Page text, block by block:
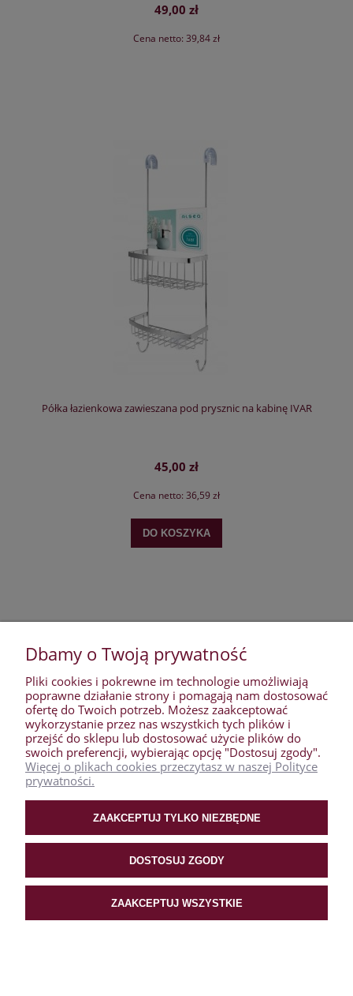
49,00 zł
Cena netto: 39,84 zł
Półka łazienkowa zawieszana pod prysznic na kabinę IVAR
45,00 zł
Cena netto: 36,59 zł
DO KOSZYKA
black
Dbamy o Twoją prywatność
Pliki cookies i pokrewne im technologie umożliwiają
poprawne działanie strony i pomagają nam dostosować
ofertę do Twoich potrzeb. Możesz zaakceptować
wykorzystanie przez nas wszystkich tych plików i
przejść do sklepu lub dostosować użycie plików do
swoich preferencji, wybierając opcję "Dostosuj zgody".
Więcej o plikach cookies przeczytasz w naszej Polityce
prywatności.
ZAAKCEPTUJ TYLKO NIEZBĘDNE
DOSTOSUJ ZGODY
ZAAKCEPTUJ WSZYSTKIE